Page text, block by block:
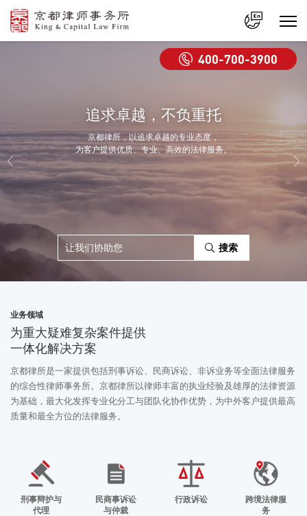
中文 400-700-3900
追求卓越，不负重托
京都律所，以追求卓越的专业态度，
为客户提供优质、专业、高效的法律服务。
搜索
业务领域
为重大疑难复杂案件提供
一体化解决方案
京都律所是一家提供包括刑事诉讼、民商诉讼、非诉业务等全面法律服务
的综合性律师事务所。京都律所以律师丰富的执业经验及雄厚的法律资源
为基础，最大化发挥专业化分工与团队化协作优势，为中外客户提供最高
质量和最全方位的法律服务。
刑事辩护与
代理
民商事诉讼
与仲裁
行政诉讼
跨境法律服
务